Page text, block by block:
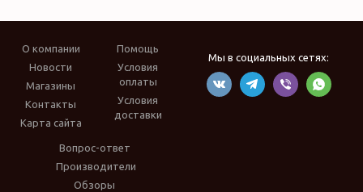
О компании
Новости
Магазины
Контакты
Карта сайта
Помощь
Условия
оплаты
Условия
доставки
Вопрос-ответ
Производители
Обзоры
Мы в социальных сетях: